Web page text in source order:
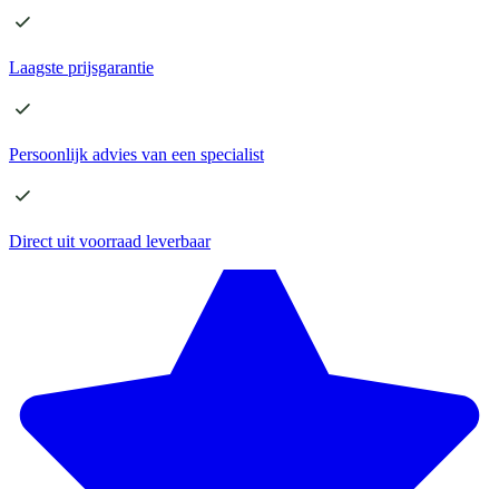
Laagste prijsgarantie
Persoonlijk advies van een specialist
Direct uit voorraad leverbaar